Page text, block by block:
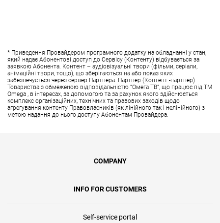
* Приведення Провайдером програмного додатку на обладнанні у стан,
який надає Абонентові доступ до Сервісу (Контенту) відбувається за
заявкою Абонента. Контент – аудіовізуальні твори (фільми, серіали,
анімаційні твори, тощо), що зберігаються на або показ яких
забезпечується через сервер Партнера. Партнер (Контент -партнер) –
Товариства з обмеженою відповідальністю “Омега ТВ”, що працює під ТМ
Omega , в інтересах, за допомогою та за рахунок якого здійснюється
комплекс організаційних, технічних та правових заходів щодо
агрегування контенту Правовласників (як лінійного так і нелінійного) з
метою надання до нього доступу Абонентам Провайдера.
COMPANY
INFO FOR CUSTOMERS
Self-service portal